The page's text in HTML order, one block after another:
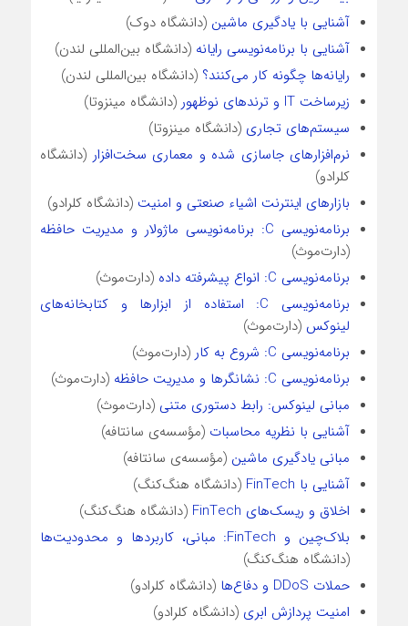
آشنایی با یادگیری ماشین (دانشگاه دوک)
آشنایی با برنامه‌نویسی رایانه (دانشگاه بین‌المللی لندن)
رایانه‌ها چگونه کار می‌کنند؟ (دانشگاه بین‌المللی لندن)
زیرساخت IT و ترندهای نوظهور
(دانشگاه مینزوتا)
سیستم‌های تجاری (دانشگاه مینزوتا)
نرم‌افزارهای جاسازی شده و معماری سخت‌افزار (دانشگاه
کلرادو)
بازارهای اینترنت اشیاء صنعتی و امنیت (دانشگاه کلرادو)
برنامه‌نویسی C: برنامه‌نویسی ماژولار و مدیریت حافظه
(دارت‌موث)
برنامه‌نویسی C: انواع پیشرفته داده
(دارت‌موث)
برنامه‌نویسی C: استفاده از ابزارها و کتابخانه‌های
لینوکس (دارت‌موث)
برنامه‌نویسی C: شروع به کار
(دارت‌موث)
برنامه‌نویسی C: نشانگرها و مدیریت حافظه
(دارت‌موث)
مبانی لینوکس: رابط دستوری متنی (دارت‌موث)
آشنایی با نظریه محاسبات (مؤسسه‌ی سانتافه)
مبانی یادگیری ماشین (مؤسسه‌ی سانتافه)
آشنایی با FinTech
(دانشگاه هنگ‌کنگ)
اخلاق و ریسک‌های FinTech
(دانشگاه هنگ‌کنگ)
بلاک‌چین و FinTech: مبانی، کاربردها و محدودیت‌ها
(دانشگاه هنگ‌کنگ)
حملات DDoS و دفاع‌ها
(دانشگاه کلرادو)
امنیت پردازش ابری (دانشگاه کلرادو)